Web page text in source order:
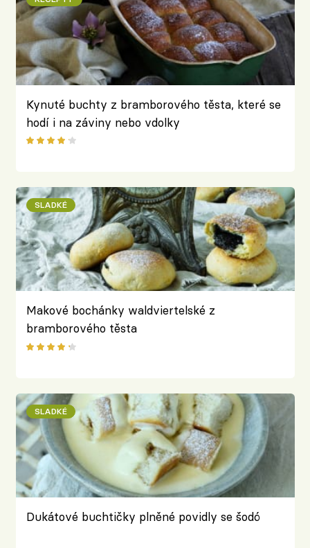
Kynuté buchty z bramborového těsta, které se
hodí i na záviny nebo vdolky
SLADKÉ
Makové bochánky waldviertelské z
bramborového těsta
SLADKÉ
Dukátové buchtičky plněné povidly se šodó